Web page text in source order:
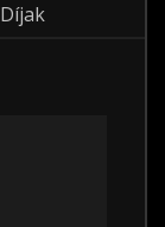
Díjak